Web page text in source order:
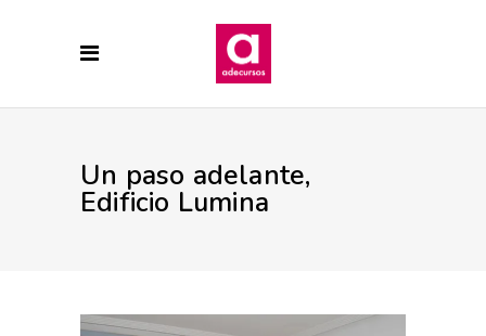
Un paso adelante,
Edificio Lumina